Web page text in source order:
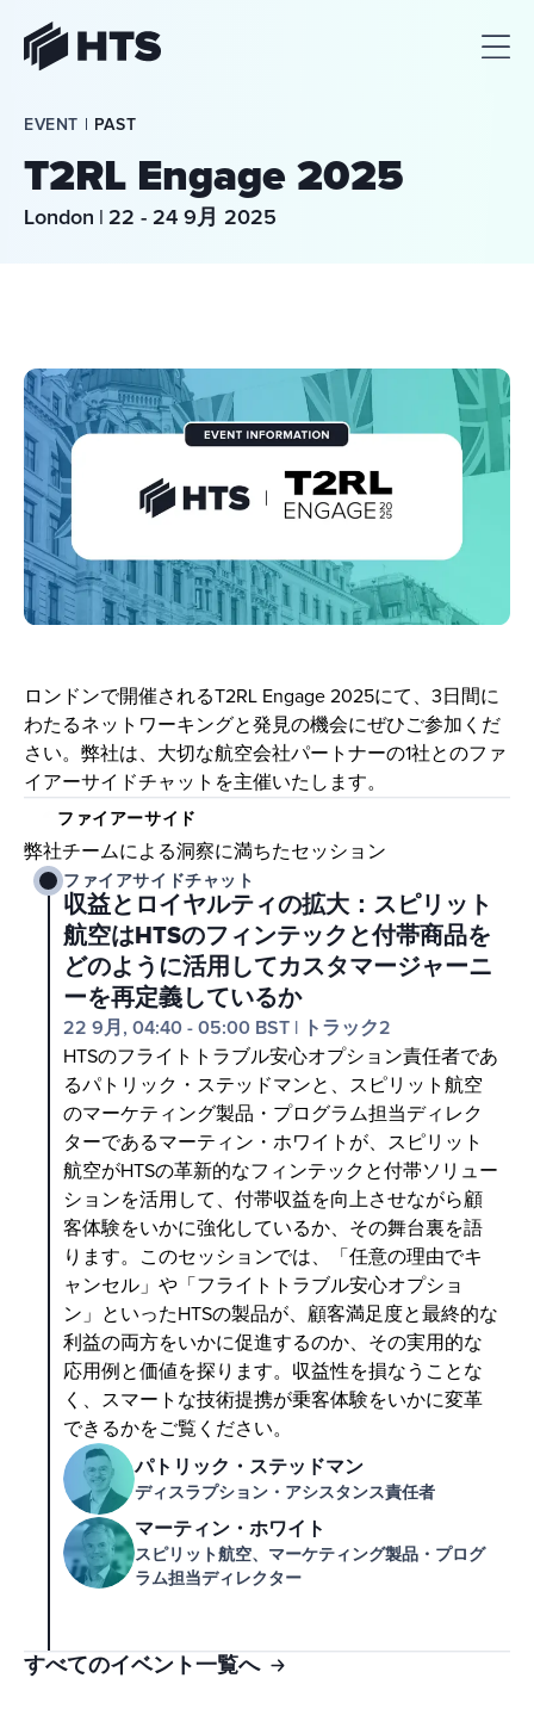
EVENT | PAST
T2RL Engage 2025
London 22 - 24 9月 2025
ロンドンで開催されるT2RL Engage 2025にて、3日間に
わたるネットワーキングと発見の機会にぜひご参加くだ
さい。弊社は、大切な航空会社パートナーの1社とのファ
イアーサイドチャットを主催いたします。
ファイアーサイド
弊社チームによる洞察に満ちたセッション
ファイアサイドチャット
収益とロイヤルティの拡大：スピリット
航空はHTSのフィンテックと付帯商品を
どのように活用してカスタマージャーニ
ーを再定義しているか
22 9月, 04:40 - 05:00 BST
トラック2
HTSのフライトトラブル安心オプション責任者であ
るパトリック・ステッドマンと、スピリット航空
のマーケティング製品・プログラム担当ディレク
ターであるマーティン・ホワイトが、スピリット
航空がHTSの革新的なフィンテックと付帯ソリュー
ションを活用して、付帯収益を向上させながら顧
客体験をいかに強化しているか、その舞台裏を語
ります。このセッションでは、「任意の理由でキ
ャンセル」や「フライトトラブル安心オプショ
ン」といったHTSの製品が、顧客満足度と最終的な
利益の両方をいかに促進するのか、その実用的な
応用例と価値を探ります。収益性を損なうことな
く、スマートな技術提携が乗客体験をいかに変革
できるかをご覧ください。
パトリック・ステッドマン
ディスラプション・アシスタンス責任者
マーティン・ホワイト
スピリット航空、マーケティング製品・プログ
ラム担当ディレクター
すべてのイベント一覧へ